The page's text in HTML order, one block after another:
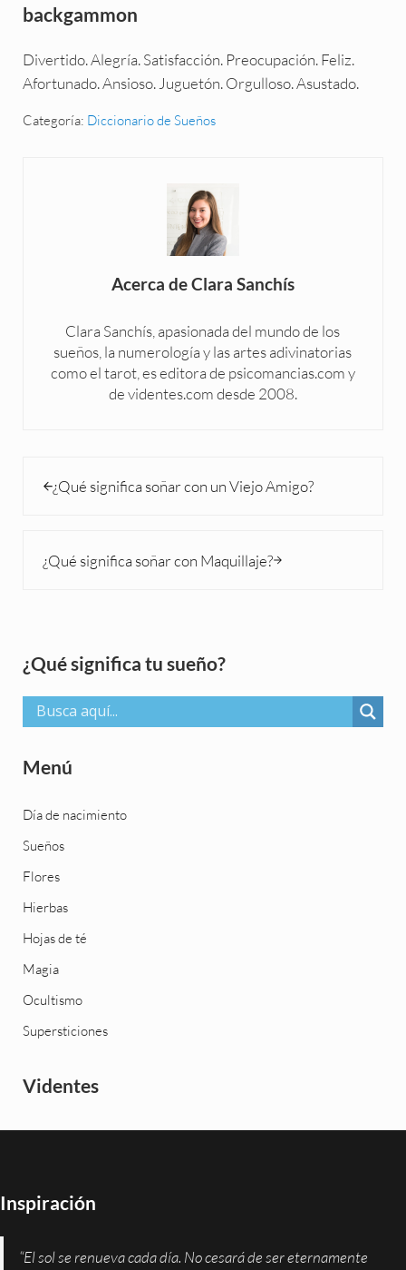
backgammon
Divertido. Alegría. Satisfacción. Preocupación. Feliz.
Afortunado. Ansioso. Juguetón. Orgulloso. Asustado.
Categoría: Diccionario de Sueños
Acerca deClara Sanchís
Clara Sanchís, apasionada del mundo de los
sueños, la numerología y las artes adivinatorias
como el tarot, es editora de psicomancias.com y
de videntes.com desde 2008.
¿Qué significa soñar con un Viejo Amigo?
¿Qué significa soñar con Maquillaje?
Sidebar
¿Qué significa tu sueño?
Menú
Día de nacimiento
Sueños
Flores
Hierbas
Hojas de té
Magia
Ocultismo
Supersticiones
Videntes
Inspiración
“El sol se renueva cada día. No cesará de ser eternamente